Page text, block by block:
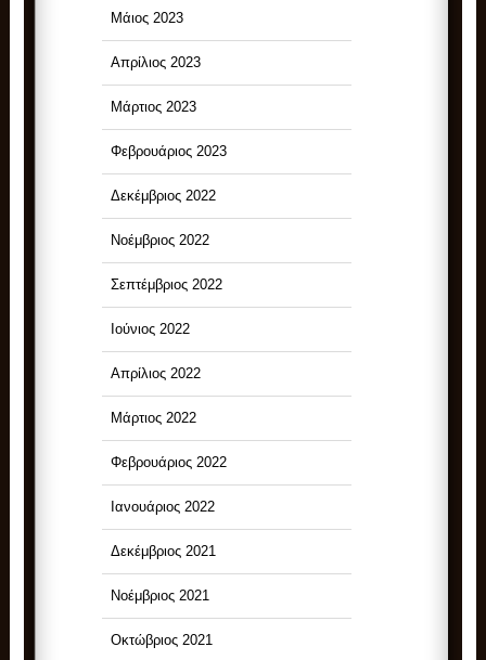
Μάιος 2023
Απρίλιος 2023
Μάρτιος 2023
Φεβρουάριος 2023
Δεκέμβριος 2022
Νοέμβριος 2022
Σεπτέμβριος 2022
Ιούνιος 2022
Απρίλιος 2022
Μάρτιος 2022
Φεβρουάριος 2022
Ιανουάριος 2022
Δεκέμβριος 2021
Νοέμβριος 2021
Οκτώβριος 2021